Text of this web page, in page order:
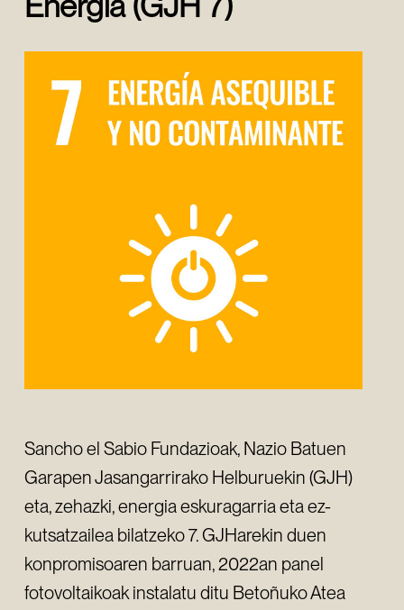
Sancho el Sabio Fundazioak, Nazio Batuen
Garapen Jasangarrirako Helburuekin (GJH)
eta, zehazki, energia eskuragarria eta ez-
kutsatzailea bilatzeko 7. GJHarekin duen
konpromisoaren barruan, 2022an panel
fotovoltaikoak instalatu ditu Betoñuko Atea